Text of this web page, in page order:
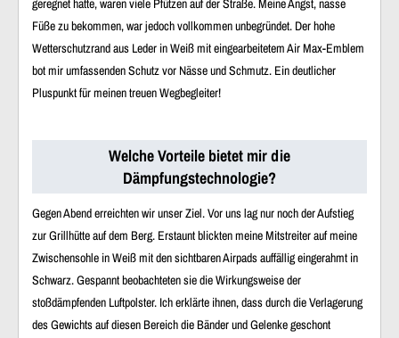
geregnet hatte, waren viele Pfützen auf der Straße. Meine Angst, nasse
Füße zu bekommen, war jedoch vollkommen unbegründet. Der hohe
Wetterschutzrand aus Leder in Weiß mit eingearbeitetem Air Max-Emblem
bot mir umfassenden Schutz vor Nässe und Schmutz. Ein deutlicher
Pluspunkt für meinen treuen Wegbegleiter!
Welche Vorteile bietet mir die
Dämpfungstechnologie?
Gegen Abend erreichten wir unser Ziel. Vor uns lag nur noch der Aufstieg
zur Grillhütte auf dem Berg. Erstaunt blickten meine Mitstreiter auf meine
Zwischensohle in Weiß mit den sichtbaren Airpads auffällig eingerahmt in
Schwarz. Gespannt beobachteten sie die Wirkungsweise der
stoßdämpfenden Luftpolster. Ich erklärte ihnen, dass durch die Verlagerung
des Gewichts auf diesen Bereich die Bänder und Gelenke geschont